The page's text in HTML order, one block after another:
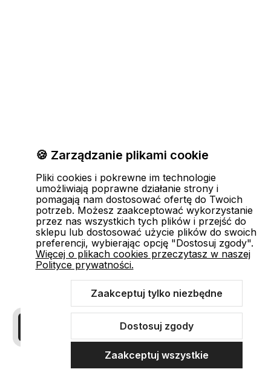
🍪 Zarządzanie plikami cookie
Pliki cookies i pokrewne im technologie
umożliwiają poprawne działanie strony i
pomagają nam dostosować ofertę do Twoich
potrzeb. Możesz zaakceptować wykorzystanie
przez nas wszystkich tych plików i przejść do
sklepu lub dostosować użycie plików do swoich
preferencji, wybierając opcję "Dostosuj zgody".
Więcej o plikach cookies przeczytasz w naszej
Polityce prywatności.
Zaakceptuj tylko niezbędne
Dostosuj zgody
Zaakceptuj wszystkie